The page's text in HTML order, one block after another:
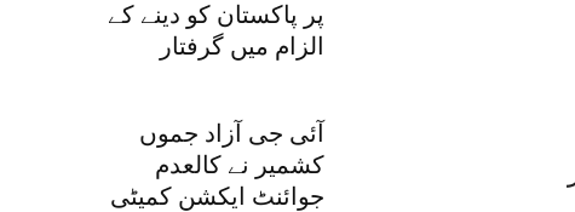
پر پاکستان کو دینے کے
الزام میں گرفتار
آئی جی آزاد جموں
کشمیر نے کالعدم
جوائنٹ ایکشن کمیٹی